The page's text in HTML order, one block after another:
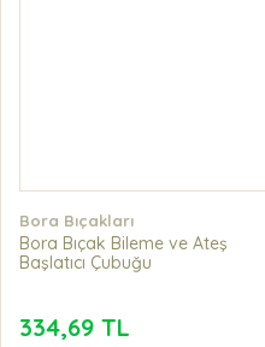
Bora Bıçakları
Bora Bıçak Bileme ve Ateş
Başlatıcı Çubuğu
334,69 TL